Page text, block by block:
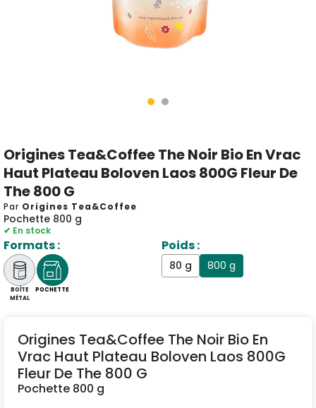
Origines Tea&Coffee The Noir Bio En Vrac
Haut Plateau Boloven Laos 800G Fleur De
The 800 G
Par Origines Tea&Coffee
Pochette 800 g
✔ En stock
Formats :
BOÎTE
MÉTAL
POCHETTE
Poids :
80 g 800 g
Origines Tea&Coffee The Noir Bio En
Vrac Haut Plateau Boloven Laos 800G
Fleur De The 800 G
Pochette 800 g